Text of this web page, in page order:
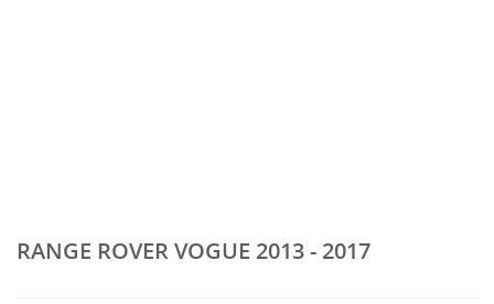
RANGE ROVER VOGUE 2013 - 2017